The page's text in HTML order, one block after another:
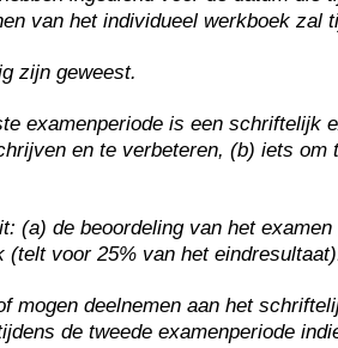
van het individueel werkboek zal
zijn geweest.
examenperiode is een schriftelijk
en te verbeteren, (b) iets
(a) de beoordeling van het
(telt voor 25% van het
mogen deelnemen aan het
de tweede examenperiode